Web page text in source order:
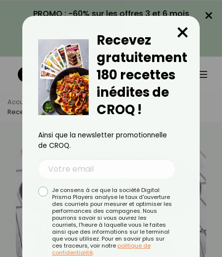
PROMO : -60% sur les offres 3 et 6 mois
VOIR LA PROMO
×
Accueil Actus
Recettes
Recette De Mi-Cuit Au Chocolat À L’air Fryer
Recevez
gratuitement
180 recettes
inédites de
CROQ !
×
Ainsi que la newsletter promotionnelle
de CROQ.
Je consens à ce que la société Digital
Prisma Players analyse le taux d'ouverture
des courriels pour mesurer et optimiser les
performances des campagnes. Nous
pourrons savoir si vous ouvrez les
courriels, l'heure à laquelle vous le faites
ainsi que des informations sur le terminal
que vous utilisez. Pour en savoir plus sur
ces traceurs, voir notre politique de
confidentialité.